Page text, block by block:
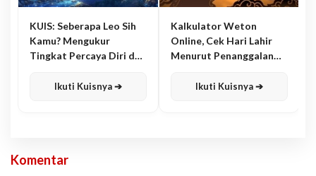
KUIS: Seberapa Leo Sih
Kamu? Mengukur
Tingkat Percaya Diri dan
Ikuti Kuisnya ➔
Kalkulator Weton
Online, Cek Hari Lahir
Menurut Penanggalan
Ikuti Kuisnya ➔
Komentar